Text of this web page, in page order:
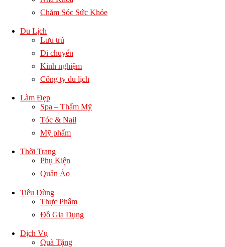
Chăm Sóc Sức Khỏe
Du Lịch
Lưu trú
Di chuyển
Kinh nghiệm
Công ty du lịch
Làm Đẹp
Spa – Thẩm Mỹ
Tóc & Nail
Mỹ phẩm
Thời Trang
Phụ Kiện
Quần Áo
Tiêu Dùng
Thực Phẩm
Đồ Gia Dụng
Dịch Vụ
Quà Tặng